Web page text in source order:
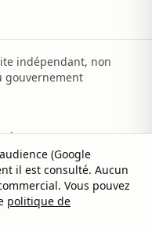
indépendant, non
gouvernement
À propos
Soutenir
(Google
il est consulté. Aucun
Vous pouvez
politique de